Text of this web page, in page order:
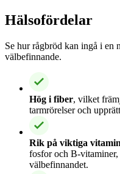
Hälsofördelar
Se hur rågbröd kan ingå i
välbefinnande.
Hög i fiber, vilket
tarmrörelser och
Rik på viktiga
fosfor och B-vitaminer,
välbefinnandet.